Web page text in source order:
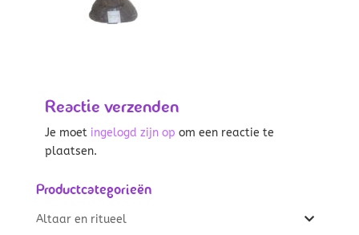
Reactie verzenden
Je moet ingelogd zijn op om een reactie te
plaatsen.
Productcategorieën
Altaar en ritueel